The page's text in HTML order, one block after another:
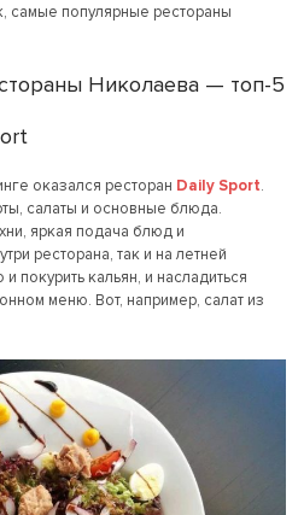
самые популярные рестораны
Николаева — топ-5
оказался ресторан Daily Sport.
салаты и основные блюда.
яркая подача блюд и
ресторана, так и на летней
кальян, и насладиться
меню. Вот, например, салат из